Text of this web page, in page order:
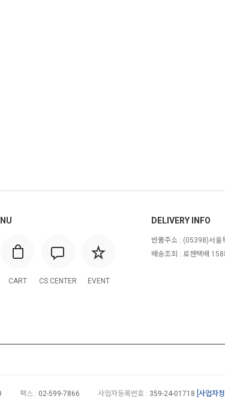
CART CS CENTER EVENT
DELIVERY INFO
반품주소 : (05398)서울
배송조회 : 로젠택배
팩스 : 02-599-7866 사업자등록번호 : 359-24-01718 [사업자